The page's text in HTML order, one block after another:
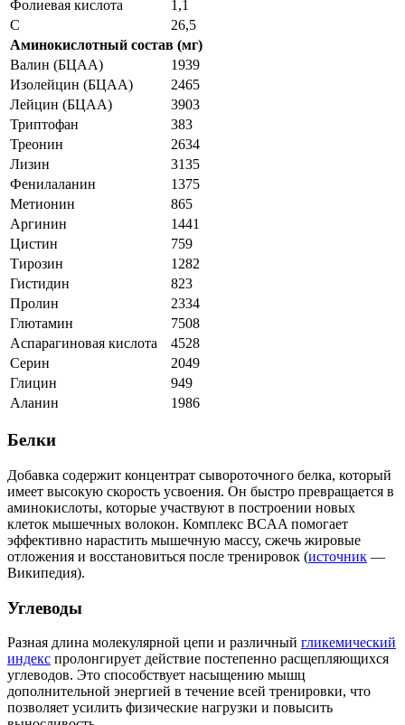
Фолиевая кислота
1,1
C
26,5
Аминокислотный состав (мг)
Валин (БЦАА)
1939
Изолейцин (БЦАА)
2465
Лейцин (БЦАА)
3903
Триптофан
383
Треонин
2634
Лизин
3135
Фенилаланин
1375
Метионин
865
Аргинин
1441
Цистин
759
Тирозин
1282
Гистидин
823
Пролин
2334
Глютамин
7508
Аспарагиновая кислота
4528
Серин
2049
Глицин
949
Аланин
1986
Белки
Добавка содержит концентрат сывороточного белка, который
имеет высокую скорость усвоения. Он быстро превращается в
аминокислоты, которые участвуют в построении новых
клеток мышечных волокон. Комплекс BCAA помогает
эффективно нарастить мышечную массу, сжечь жировые
отложения и восстановиться после тренировок (источник —
Википедия).
Углеводы
Разная длина молекулярной цепи и различный гликемический
индекс пролонгирует действие постепенно расщепляющихся
углеводов. Это способствует насыщению мышц
дополнительной энергией в течение всей тренировки, что
позволяет усилить физические нагрузки и повысить